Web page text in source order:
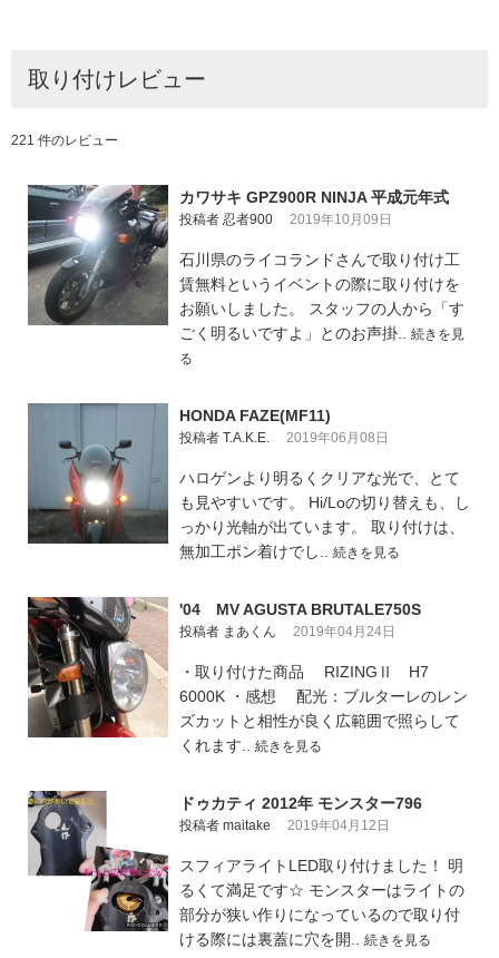
取り付けレビュー
221 件のレビュー
カワサキ GPZ900R NINJA 平成元年式
投稿者 忍者900 2019年10月09日
石川県のライコランドさんで取り付け工
賃無料というイベントの際に取り付けを
お願いしました。 スタッフの人から「す
ごく明るいですよ」とのお声掛.. 続きを見
る
HONDA FAZE(MF11)
投稿者 T.A.K.E. 2019年06月08日
ハロゲンより明るくクリアな光で、とて
も見やすいです。 Hi/Loの切り替えも、し
っかり光軸が出ています。 取り付けは、
無加工ポン着けでし.. 続きを見る
'04 MV AGUSTA BRUTALE750S
投稿者 まあくん 2019年04月24日
・取り付けた商品 RIZINGⅡ H7
6000K ・感想 配光：ブルターレのレン
ズカットと相性が良く広範囲で照らして
くれます.. 続きを見る
ドゥカティ 2012年 モンスター796
投稿者 maitake 2019年04月12日
スフィアライトLED取り付けました！ 明
るくて満足です☆ モンスターはライトの
部分が狭い作りになっているので取り付
ける際には裏蓋に穴を開.. 続きを見る